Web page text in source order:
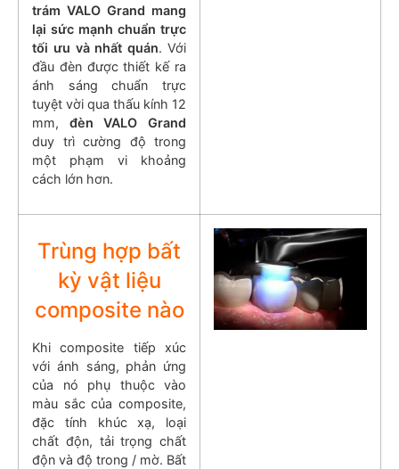
trám VALO Grand mang
lại sức mạnh chuẩn trực
tối ưu và nhất quán. Với
đầu đèn được thiết kế ra
ánh sáng chuẩn trực
tuyệt vời qua thấu kính 12
mm, đèn VALO Grand
duy trì cường độ trong
một phạm vi khoảng
cách lớn hơn.
Trùng hợp bất
kỳ vật liệu
composite nào
Khi composite tiếp xúc
với ánh sáng, phản ứng
của nó phụ thuộc vào
màu sắc của composite,
đặc tính khúc xạ, loại
chất độn, tải trọng chất
độn và độ trong / mờ. Bất